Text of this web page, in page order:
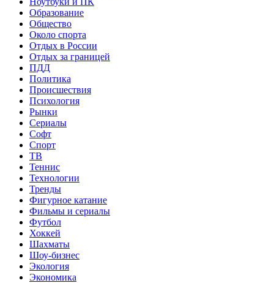
Образование
Общество
Около спорта
Отдых в России
Отдых за границей
ПДД
Политика
Происшествия
Психология
Рынки
Сериалы
Софт
Спорт
ТВ
Теннис
Технологии
Тренды
Фигурное катание
Фильмы и сериалы
Футбол
Хоккей
Шахматы
Шоу-бизнес
Экология
Экономика